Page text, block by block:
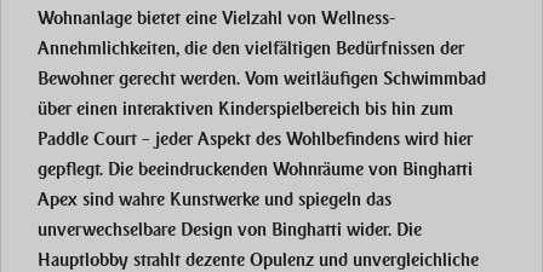
Wohnanlage bietet eine Vielzahl von Wellness-
Annehmlichkeiten, die den vielfältigen Bedürfnissen der
Bewohner gerecht werden. Vom weitläufigen Schwimmbad
über einen interaktiven Kinderspielbereich bis hin zum
Paddle Court – jeder Aspekt des Wohlbefindens wird hier
gepflegt. Die beeindruckenden Wohnräume von Binghatti
Apex sind wahre Kunstwerke und spiegeln das
unverwechselbare Design von Binghatti wider. Die
Hauptlobby strahlt dezente Opulenz und unvergleichliche